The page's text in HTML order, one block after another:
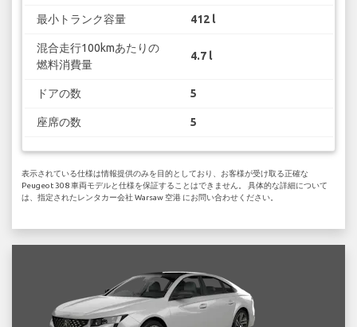
最小トランク容量 412 l
混合走行100kmあたりの
燃料消費量
4.7 l
ドアの数 5
座席の数 5
表示されている仕様は情報提供のみを目的としており、お客様が受け取る正確な
Peugeot 308 車両モデルと仕様を保証することはできません。 具体的な詳細について
は、指定されたレンタカー会社 Warsaw 空港 にお問い合わせください。